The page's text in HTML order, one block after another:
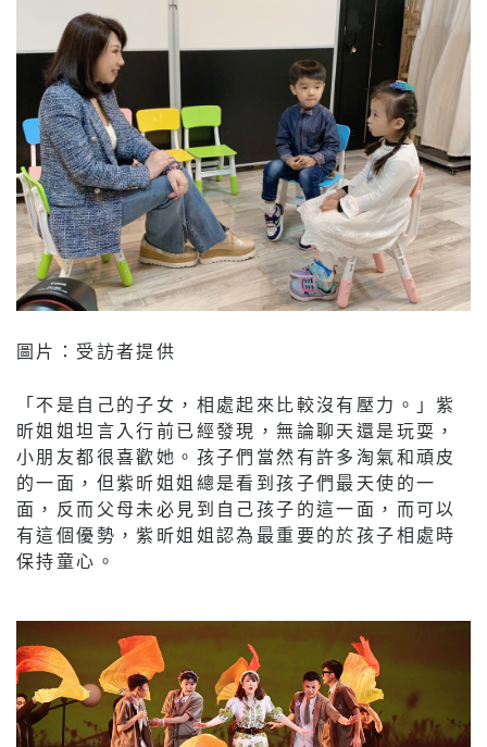
圖片：受訪者提供
「不是自己的子女，相處起來比較沒有壓力。」紫
昕姐姐坦言入行前已經發現，無論聊天還是玩耍，
小朋友都很喜歡她。孩子們當然有許多淘氣和頑皮
的一面，但紫昕姐姐總是看到孩子們最天使的一
面，反而父母未必見到自己孩子的這一面，而可以
有這個優勢，紫昕姐姐認為最重要的於孩子相處時
保持童心。